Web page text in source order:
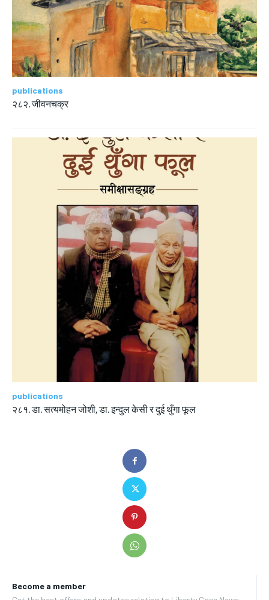
Become a member
publications
२८२. जीवनचक्र
publications
२८१. डा. सत्यमोहन जोशी, डा. इन्दुल केसी र दुई थुँगा फूल